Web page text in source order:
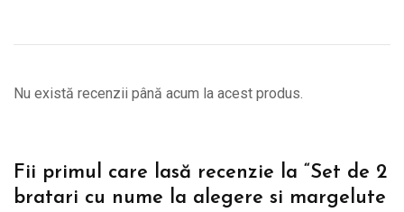
Nu există recenzii până acum la acest produs.
Fii primul care lasă recenzie la “Set de 2
bratari cu nume la alegere si margelute